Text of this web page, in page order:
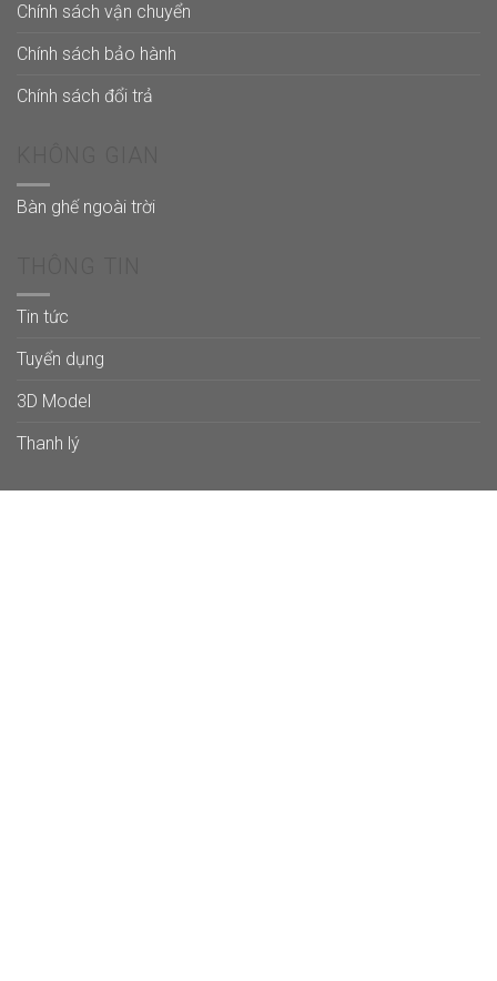
Chính sách vận chuyển
Chính sách bảo hành
Chính sách đổi trả
Bàn ghế ngoài trời
Tin tức
Tuyển dụng
3D Model
Thanh lý